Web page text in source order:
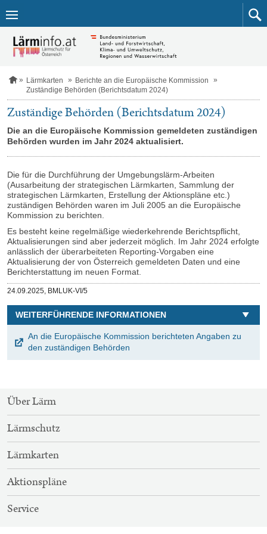
Zum
Inhalt
S
a
r
t
s
e
i
t
Lärmkarten
Berichte an die Europäische Kommission
Zuständige Behörden (Berichtsdatum 2024)
Zuständige Behörden (Berichtsdatum 2024)
Die an die Europäische Kommission gemeldeten zuständigen
Behörden wurden im Jahr 2024 aktualisiert.
Die für die Durchführung der Umgebungslärm-Arbeiten
(Ausarbeitung der strategischen Lärmkarten, Sammlung der
strategischen Lärmkarten, Erstellung der Aktionspläne etc.)
zuständigen Behörden waren im Juli 2005 an die Europäische
Kommission zu berichten.
Es besteht keine regelmäßige wiederkehrende Berichtspflicht,
Aktualisierungen sind aber jederzeit möglich. Im Jahr 2024 erfolgte
anlässlich der überarbeiteten Reporting-Vorgaben eine
Aktualisierung der von Österreich gemeldeten Daten und eine
Berichterstattung im neuen Format.
Veröffentlicht
24.09.2025, BMLUK-VI/5
WEITERFÜHRENDE INFORMATIONEN
An die Europäische Kommission berichteten Angaben zu
den zuständigen Behörden
SITEMAP-
NAVIGATION
Über Lärm
Lärmschutz
Lärmkarten
Aktionspläne
Service